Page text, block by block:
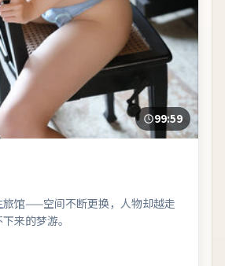
99:59
旅馆——空间不断更换，人物却越走
来的梦游。